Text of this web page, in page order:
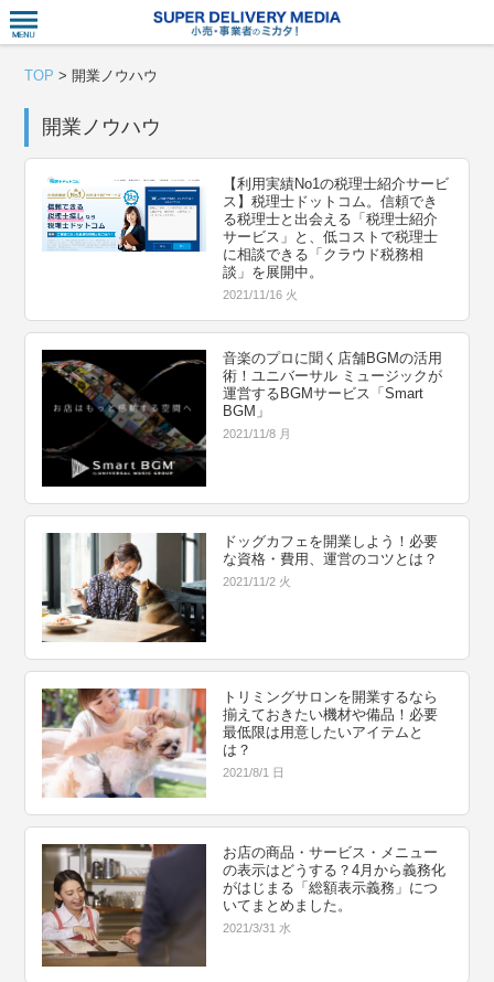
TOP > 開業ノウハウ
開業ノウハウ
【利用実績No1の税理士紹介サービ
ス】税理士ドットコム。信頼でき
る税理士と出会える「税理士紹介
サービス」と、低コストで税理士
に相談できる「クラウド税務相
談」を展開中。
2021/11/16 火
音楽のプロに聞く店舗BGMの活用
術！ユニバーサル ミュージックが
運営するBGMサービス「Smart
BGM」
2021/11/8 月
ドッグカフェを開業しよう！必要
な資格・費用、運営のコツとは？
2021/11/2 火
トリミングサロンを開業するなら
揃えておきたい機材や備品！必要
最低限は用意したいアイテムと
は？
2021/8/1 日
お店の商品・サービス・メニュー
の表示はどうする？4月から義務化
がはじまる「総額表示義務」につ
いてまとめました。
2021/3/31 水